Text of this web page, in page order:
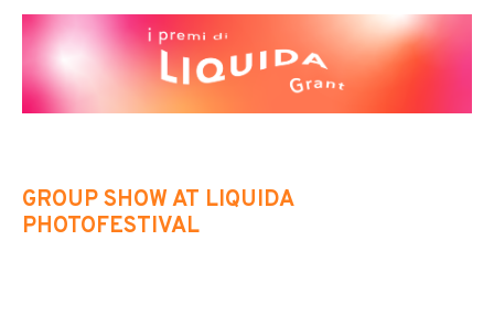
GROUP SHOW AT LIQUIDA
PHOTOFESTIVAL